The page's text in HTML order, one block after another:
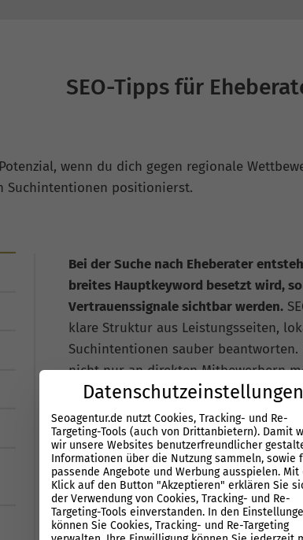
SEO-Tipps für
wenn du dich gegen regionale
Suchintentionen positionierst.
Bei der Suche nach Eheberater
breites Hauptkeyword besetzt wird,
Vertrauenssignale sichtbar werden.
klare Struktur aus Leistungsseiten,
Suchintentionen sauber beantworten.
nicht nur an direkten Mitbewerbern
und spezialisierte
Relevante Anfragen entstehen
Krisen, Trennung, Kommunikation
Suchmaschinenoptimierung wirkt
Standorte getrennt, verständlich
Referenzen, klare Qualifikationen,
Datenschutzeinstellungen
Seoagentur.de nutzt Cookies, Tracking- und Re-
Targeting-Tools (auch von Drittanbietern). Damit
wir unsere Websites benutzerfreundlicher
Informationen über die Nutzung sammeln, sowie
passende Angebote und Werbung ausspielen. Mit
Klick auf den Button "Akzeptieren" erklären Sie
der Verwendung von Cookies, Tracking- und Re-
Targeting-Tools einverstanden. In den
können Sie Cookies, Tracking- und Re-Targeting